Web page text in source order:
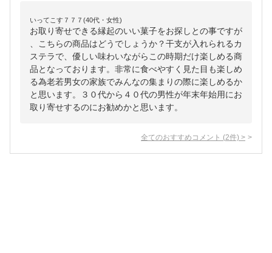
いってこす７７７(40代・女性)
お取り寄せできる縁起のいい菓子をお探しとの事ですが
、こちらの商品はどうでしょうか？干支が入れられるカ
ステラで、優しい味わいながらこの時期だけ楽しめる商
品となっております。非常に食べやすく見た目も楽しめ
る為老若男女の家族でみんなの集まりの際に楽しめるか
と思います。３０代から４０代の男性が年末年始用にお
取り寄せするのにお勧めかと思います。
全てのおすすめコメント (2件) >